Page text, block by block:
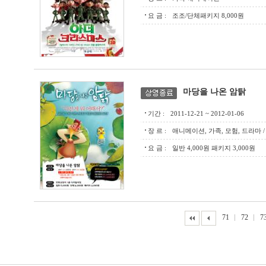
요 금 : 조조/단체패키지 8,000원
마당을 나온 암탉
기간 : 2011-12-21 ~ 2012-01-06
장 르 : 애니메이션, 가족, 모험, 드라마
요 금 : 일반 4,000원 패키지 3,000원
71 72